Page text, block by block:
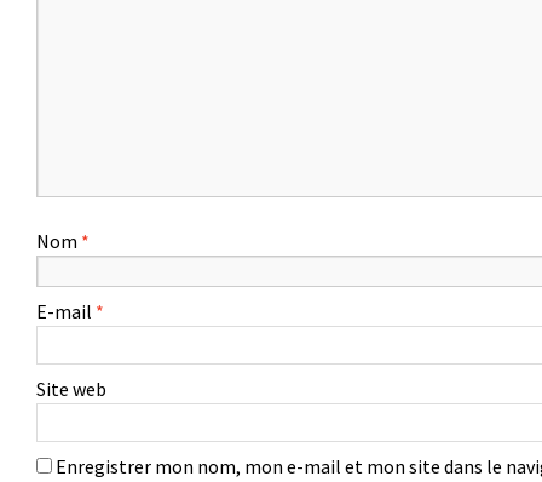
Nom *
E-mail *
Site web
Enregistrer mon nom, mon e-mail et mon site dans le